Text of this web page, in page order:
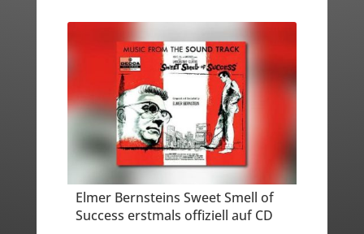
Elmer Bernsteins Sweet Smell of
Success erstmals offiziell auf CD